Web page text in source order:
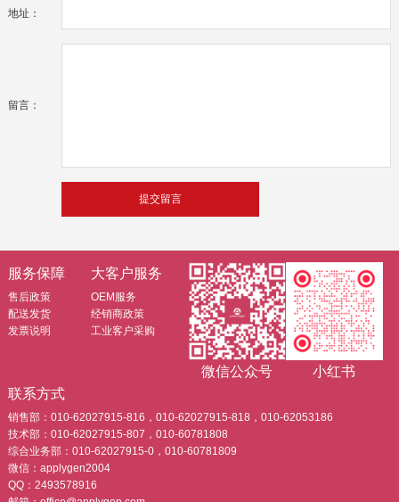
地址：
留言：
服务保障
售后政策
配送发货
发票说明
大客户服务
OEM服务
经销商政策
工业客户采购
微信公众号
小红书
联系方式
销售部：010-62027915-816，010-62027915-818，010-62053186
技术部：010-62027915-807，010-60781808
综合业务部：010-62027915-0，010-60781809
微信：applygen2004
QQ：2493578916